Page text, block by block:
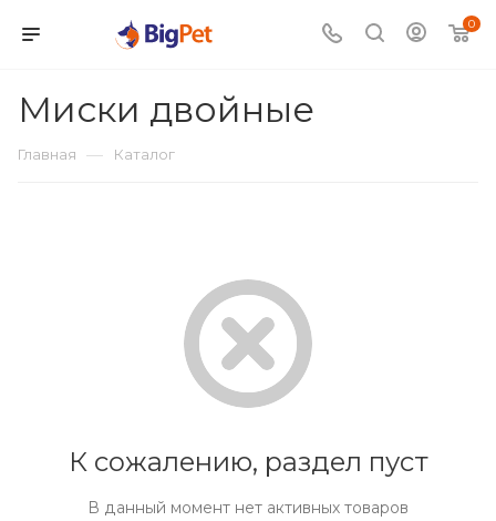
0
Миски двойные
Главная — Каталог
К сожалению, раздел пуст
В данный момент нет активных товаров